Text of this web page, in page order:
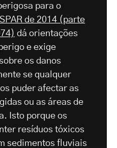
para o
de 2014 (parte
dá orientações
e exige
os danos
se qualquer
puder afectar as
ou as áreas de
Isto porque os
resíduos tóxicos
sedimentos fluviais